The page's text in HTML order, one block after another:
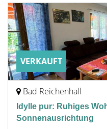
VERKAUFT
Bad Reichenhall
Idylle pur: Ruhiges
Sonnenausrichtung